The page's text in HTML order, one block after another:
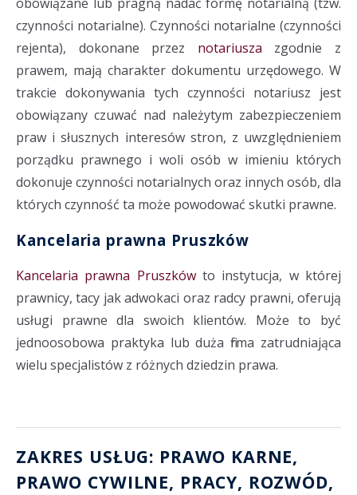
czynności notarialne). Czynności notarialne (czynności
rejenta), dokonane przez notariusza zgodnie z
prawem, mają charakter dokumentu urzędowego. W
trakcie dokonywania tych czynności notariusz jest
obowiązany czuwać nad należytym zabezpieczeniem
praw i słusznych interesów stron, z uwzględnieniem
porządku prawnego i woli osób w imieniu których
dokonuje czynności notarialnych oraz innych osób, dla
których czynność ta może powodować skutki prawne.
Kancelaria prawna Pruszków
Kancelaria prawna Pruszkówto instytucja, w której
prawnicy, tacy jak adwokaci oraz radcy prawni, oferują
usługi prawne dla swoich klientów. Może to być
jednoosobowa praktyka lub duża firma zatrudniająca
wielu specjalistów z różnych dziedzin prawa.
ZAKRES USŁUG: PRAWO KARNE,
PRAWO CYWILNE, PRACY, ROZWÓD,